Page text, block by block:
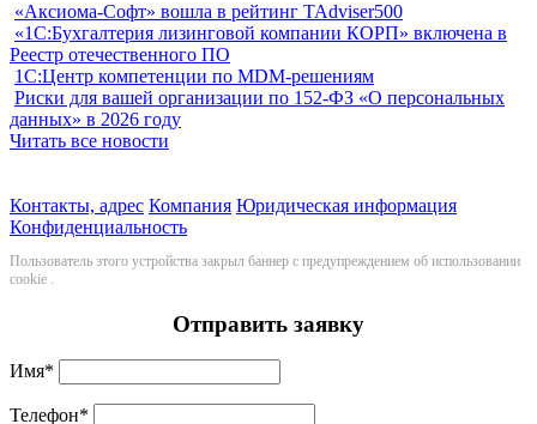
«Аксиома-Софт» вошла в рейтинг TAdviser500
«1С:Бухгалтерия лизинговой компании КОРП» включена в
Реестр отечественного ПО
1С:Центр компетенции по MDM-решениям
Риски для вашей организации по 152-ФЗ «О персональных
данных» в 2026 году
Читать все новости
Контакты, адрес Компания Юридическая информация
Конфиденциальность
Пользователь этого устройства закрыл баннер с предупреждением об использовании
cookie .
Отправить заявку
Имя*
Телефон*